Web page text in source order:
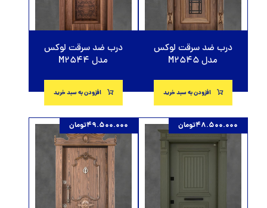
درب ضد سرقت لوکس
مدل M2545
افزودن به سبد خرید
درب ضد سرقت لوکس
مدل M2544
افزودن به سبد خرید
48.500.000تومان 49.500.000تومان